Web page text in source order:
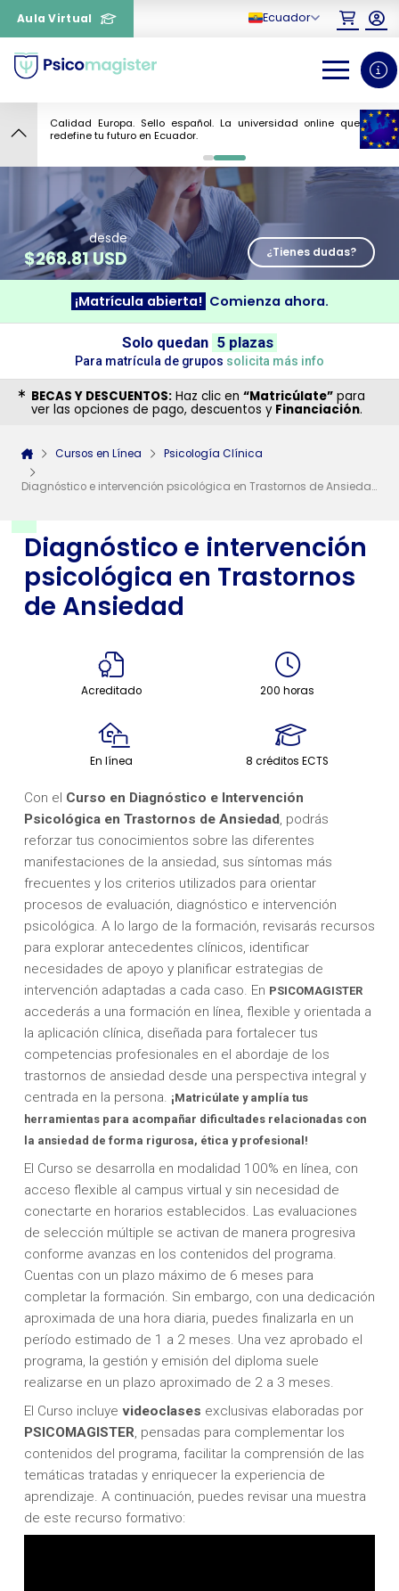
Aula Virtual Ecuador
Calidad Europa. Sello español. La universidad online que
redefine tu futuro en Ecuador.
0 1
Diagnóstico e intervención
psicológica en Trastornos
de Ansiedad
Acreditado 200 horas
En línea 8 créditos ECTS
Con el Curso en Diagnóstico e Intervención
Psicológica en Trastornos de Ansiedad, podrás
reforzar tus conocimientos sobre las diferentes
manifestaciones de la ansiedad, sus síntomas más
frecuentes y los criterios utilizados para orientar
procesos de evaluación, diagnóstico e intervención
psicológica. A lo largo de la formación, revisarás recursos
para explorar antecedentes clínicos, identificar
necesidades de apoyo y planificar estrategias de
intervención adaptadas a cada caso. En PSICOMAGISTER
accederás a una formación en línea, flexible y orientada a
la aplicación clínica, diseñada para fortalecer tus
competencias profesionales en el abordaje de los
trastornos de ansiedad desde una perspectiva integral y
centrada en la persona. ¡Matricúlate y amplía tus
herramientas para acompañar dificultades relacionadas con
la ansiedad de forma rigurosa, ética y profesional!
El Curso se desarrolla en modalidad 100% en línea, con
acceso flexible al campus virtual y sin necesidad de
conectarte en horarios establecidos. Las evaluaciones
de selección múltiple se activan de manera progresiva
conforme avanzas en los contenidos del programa.
Cuentas con un plazo máximo de 6 meses para
completar la formación. Sin embargo, con una dedicación
aproximada de una hora diaria, puedes finalizarla en un
período estimado de 1 a 2 meses. Una vez aprobado el
programa, la gestión y emisión del diploma suele
realizarse en un plazo aproximado de 2 a 3 meses.
El Curso incluye videoclases exclusivas elaboradas por
PSICOMAGISTER , pensadas para complementar los
contenidos del programa, facilitar la comprensión de las
temáticas tratadas y enriquecer la experiencia de
aprendizaje. A continuación, puedes revisar una muestra
de este recurso formativo:
9
desde
$268.81 USD ¿Tienes dudas?
¡Matrícula abierta! Comienza ahora.
Solo quedan 5 plazas
Para matrícula de grupos solicita más info
BECAS Y DESCUENTOS: Haz clic en “Matricúlate” para
ver las opciones de pago, descuentos y Financiación.
Cursos en Línea Psicología Clínica
Diagnóstico e intervención psicológica en Trastornos de Ansiedad
¿Necesitas más información
sobre un curso?